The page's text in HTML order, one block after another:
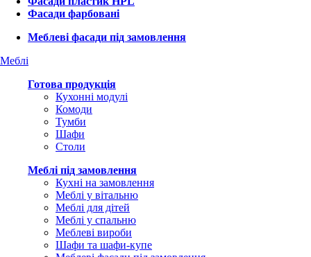
Фасади фарбовані
Меблеві фасади під замовлення
Меблі
Готова продукція
Кухонні модулі
Комоди
Тумби
Шафи
Столи
Меблі під замовлення
Кухні на замовлення
Меблі у вітальню
Меблі для дітей
Меблі у спальню
Меблеві вироби
Шафи та шафи-купе